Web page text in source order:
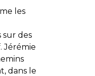
les
sur des
Jérémie
dans le